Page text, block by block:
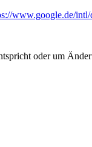
www.google.de/
oder um